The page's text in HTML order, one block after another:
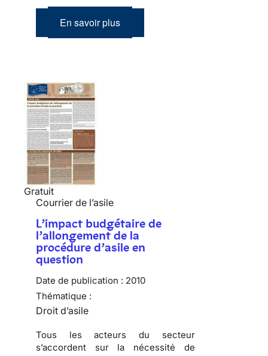
En savoir plus
Gratuit
Courrier de l’asile
L’impact budgétaire de
l’allongement de la
procédure d’asile en
question
Date de publication : 2010
Thématique :
Droit d’asile
Tous les acteurs du secteur
s’accordent sur la nécessité de